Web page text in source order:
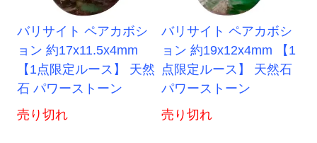
バリサイト ペアカボシ
ョン 約17x11.5x4mm
【1点限定ルース】 天然
石 パワーストーン
売り切れ
バリサイト ペアカボシ
ョン 約19x12x4mm 【1
点限定ルース】 天然石
パワーストーン
売り切れ